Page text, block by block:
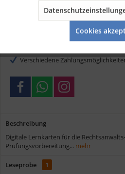
Kostenloser Versand ab € 35,-
Verschiedene
Beschreibung
Digitale Lernkarten für die
Prüfungsvorbereitung... mehr
Leseprobe 1
Cookies